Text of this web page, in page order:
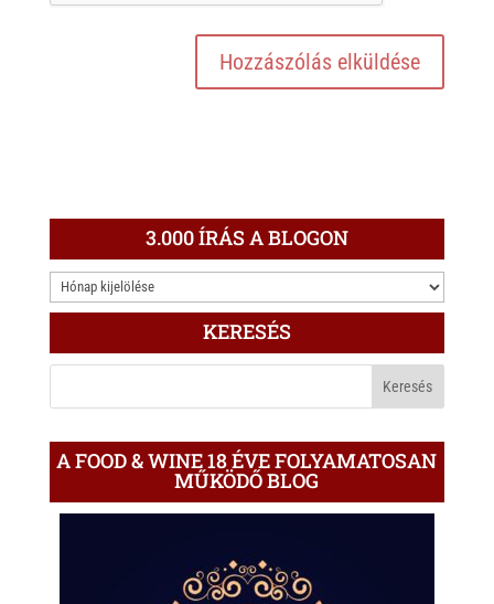
3.000 ÍRÁS A BLOGON
3.000
ÍRÁS
KERESÉS
A FOOD & WINE 18 ÉVE FOLYAMATOSAN
MŰKÖDŐ BLOG